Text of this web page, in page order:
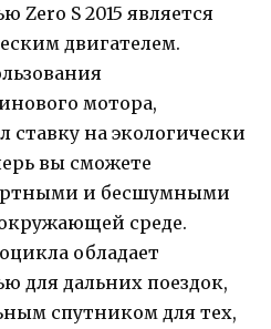
Zero S 2015 является
двигателем.
мотора,
ставку на экологически
вы сможете
и бесшумными
среде.
обладает
для дальних поездок,
спутником для тех,